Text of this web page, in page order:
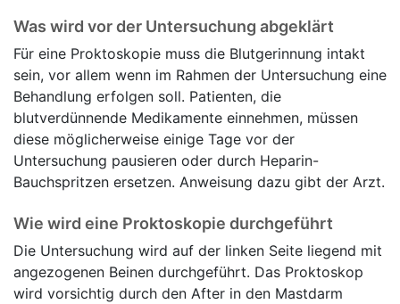
Was wird vor der Untersuchung abgeklärt
Für eine Proktoskopie muss die Blutgerinnung intakt
sein, vor allem wenn im Rahmen der Untersuchung eine
Behandlung erfolgen soll. Patienten, die
blutverdünnende Medikamente einnehmen, müssen
diese möglicherweise einige Tage vor der
Untersuchung pausieren oder durch Heparin-
Bauchspritzen ersetzen. Anweisung dazu gibt der Arzt.
Wie wird eine Proktoskopie durchgeführt
Die Untersuchung wird auf der linken Seite liegend mit
angezogenen Beinen durchgeführt. Das Proktoskop
wird vorsichtig durch den After in den Mastdarm